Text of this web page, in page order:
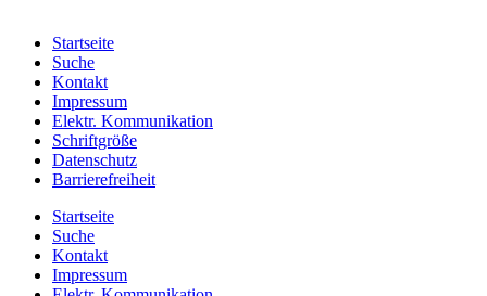
Startseite
Suche
Kontakt
Impressum
Elektr. Kommunikation
Schriftgröße
Datenschutz
Barrierefreiheit
Startseite
Suche
Kontakt
Impressum